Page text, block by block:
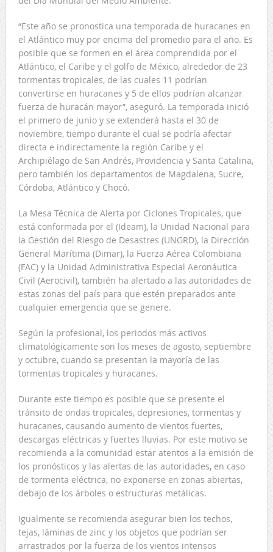
“Este año se pronostica una temporada de huracanes en
el Atlántico muy por encima del promedio para el año. Es
posible que se formen en el área comprendida por el
Atlántico, el Caribe y el golfo de México, alrededor de 23
tormentas tropicales, de las cuales 11 podrían
convertirse en huracanes y 5 de ellos podrían alcanzar
fuerza de huracán mayor”, aseguró. La temporada inició
el primero de junio y se extenderá hasta el 30 de
noviembre, tiempo durante el cual se podría afectar
directa e indirectamente la región Caribe y el
Archipiélago de San Andrés, Providencia y Santa Catalina,
pero también los departamentos de Magdalena, Sucre,
Córdoba, Atlántico y Chocó.
La Mesa Técnica de Alerta por Ciclones Tropicales, que
está conformada por el (Ideam), la Unidad Nacional para
la Gestión del Riesgo de Desastres (UNGRD), la Dirección
General Marítima (Dimar), la Fuerza Aérea Colombiana
(FAC) y la Unidad Administrativa Especial Aeronáutica
Civil (Aerocivil), también ha alertado a las autoridades de
estas zonas del país para que estén preparados ante
cualquier emergencia que se genere.
Según la profesional, los periodos más activos
climatológicamente son los meses de agosto, septiembre
y octubre, cuando se presentan la mayoría de las
tormentas tropicales y huracanes.
Durante este tiempo es posible que se presente el
tránsito de ondas tropicales, depresiones, tormentas y
huracanes, causando aumento de vientos fuertes,
descargas eléctricas y fuertes lluvias. Por este motivo se
recomienda a la comunidad estar atentos a la emisión de
los pronósticos y las alertas de las autoridades, en caso
de tormenta eléctrica, no exponerse en zonas abiertas,
debajo de los árboles o estructuras metálicas.
Igualmente se recomienda asegurar bien los techos,
tejas, láminas de zinc y los objetos que podrían ser
arrastrados por la fuerza de los vientos intensos